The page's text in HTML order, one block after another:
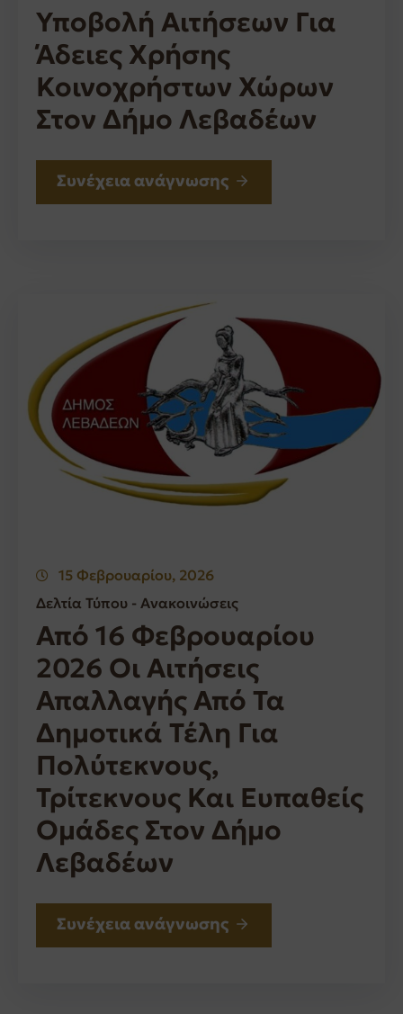
Υποβολή Αιτήσεων Για
Άδειες Χρήσης
Κοινοχρήστων Χώρων
Στον Δήμο Λεβαδέων
Συνέχεια ανάγνωσης
15 Φεβρουαρίου, 2026
Δελτία Τύπου - Ανακοινώσεις
Από 16 Φεβρουαρίου
2026 Οι Αιτήσεις
Απαλλαγής Από Τα
Δημοτικά Τέλη Για
Πολύτεκνους,
Τρίτεκνους Και Ευπαθείς
Ομάδες Στον Δήμο
Λεβαδέων
Συνέχεια ανάγνωσης